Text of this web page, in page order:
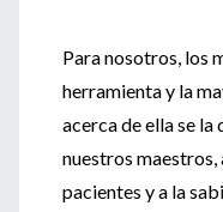
Para nosotros, los
herramienta y la
acerca de ella se la
nuestros maestros,
pacientes y a la